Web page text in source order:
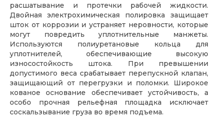
расшатывание и протечки рабочей жидкости.
Двойная электрохимическая полировка защищает
шток от коррозии и устраняет неровности, которые
могут повредить уплотнительные манжеты.
Используются полиуретановые кольца для
уплотнителей, обеспечивающие высокую
износостойкость штока. При превышении
допустимого веса срабатывает перепускной клапан,
защищающий от перегрузки и поломки. Широкое
кованое основание обеспечивает устойчивость, а
особо прочная рельефная площадка исключает
соскальзывание груза во время подъема.